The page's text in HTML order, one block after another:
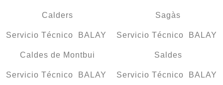
Calders
Servicio Técnico BALAY
Caldes de Montbui
Servicio Técnico BALAY
Sagàs
Servicio Técnico BALAY
Saldes
Servicio Técnico BALAY